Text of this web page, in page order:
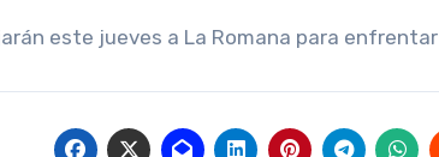
este jueves a La Romana para